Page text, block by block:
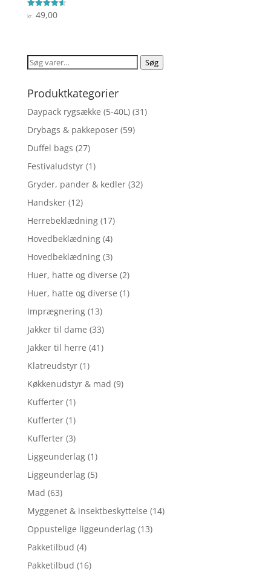
Vurderet
4.6
kr.49,00
Søg
Søg
Produktkategorier
Daypack rygsække (5-40L) (31)
Drybags & pakkeposer (59)
Duffel bags (27)
Festivaludstyr (1)
Gryder, pander & kedler (32)
Handsker (12)
Herrebeklædning (17)
Hovedbeklædning (4)
Hovedbeklædning (3)
Huer, hatte og diverse (2)
Huer, hatte og diverse (1)
Imprægnering (13)
Jakker til dame (33)
Jakker til herre (41)
Klatreudstyr (1)
Køkkenudstyr & mad (9)
Kufferter (1)
Kufferter (1)
Kufferter (3)
Liggeunderlag (1)
Liggeunderlag (5)
Mad (63)
Myggenet & insektbeskyttelse (14)
Oppustelige liggeunderlag (13)
Pakketilbud (4)
Pakketilbud (16)